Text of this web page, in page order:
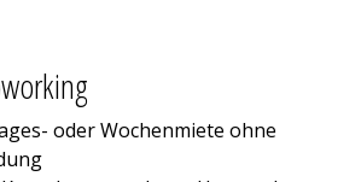
oder Wochenmiete ohne